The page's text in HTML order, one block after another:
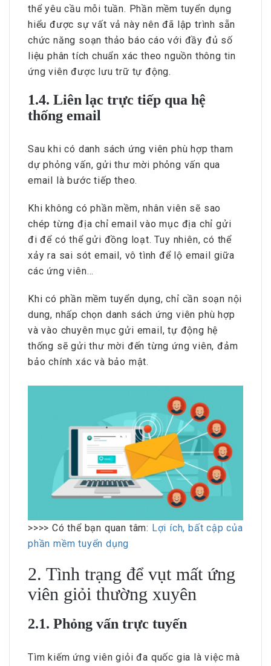
thể yêu cầu mỗi tuần. Phần mềm tuyển dụng
hiểu được sự vất vả này nên đã lập trình sẵn
chức năng soạn thảo báo cáo với đầy đủ số
liệu phân tích chuẩn xác theo nguồn thông tin
ứng viên được lưu trữ tự động.
1.4. Liên lạc trực tiếp qua hệ
thống email
Sau khi có danh sách ứng viên phù hợp tham
dự phỏng vấn, gửi thư mời phỏng vấn qua
email là bước tiếp theo.
Khi không có phần mềm, nhân viên sẽ sao
chép từng địa chỉ email vào mục địa chỉ gửi
đi để có thể gửi đồng loạt. Tuy nhiên, có thể
xảy ra sai sót email, vô tình để lộ email giữa
các ứng viên…
Khi có phần mềm tuyển dụng, chỉ cần soạn nội
dung, nhấp chọn danh sách ứng viên phù hợp
và vào chuyên mục gửi email, tự động hệ
thống sẽ gửi thư mời đến từng ứng viên, đảm
bảo chính xác và bảo mật.
>>>> Có thể bạn quan tâm: Lợi ích, bất cập của
phần mềm tuyển dụng
2. Tình trạng để vụt mất ứng
viên giỏi thường xuyên
2.1. Phỏng vấn trực tuyến
Tìm kiếm ứng viên giỏi đa quốc gia là việc mà